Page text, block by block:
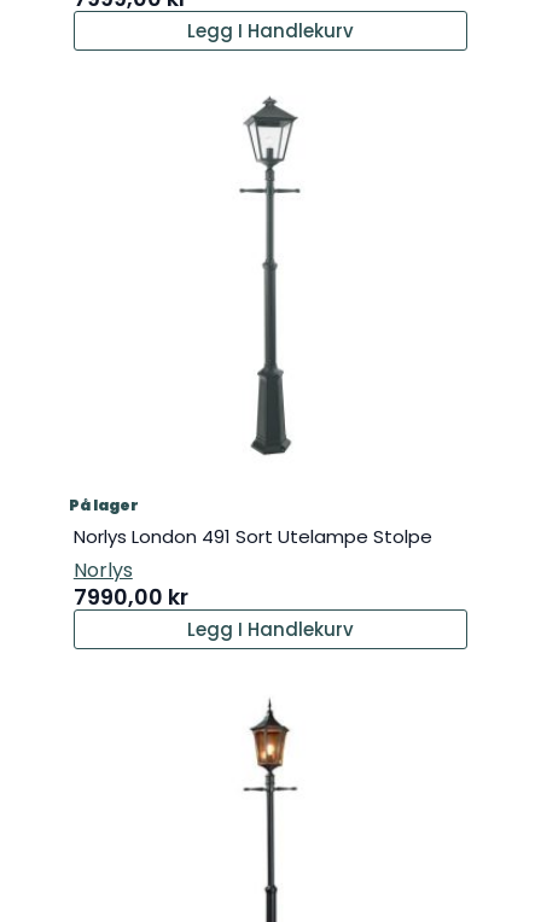
Legg I Handlekurv
På lager
Norlys London 491 Sort Utelampe Stolpe
Norlys
7990,00 kr
Legg I Handlekurv